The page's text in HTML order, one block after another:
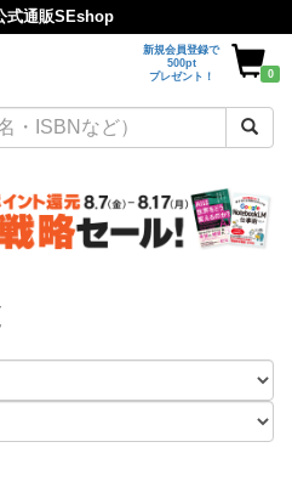
式通販SEshop
新規会員登録で
500pt
プレゼント！
0